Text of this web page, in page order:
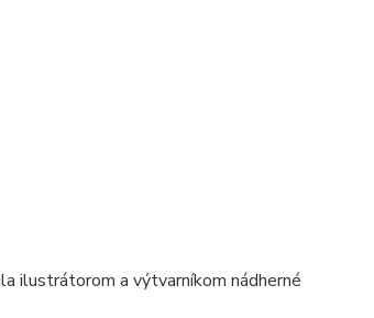
ilustrátorom a výtvarníkom nádherné